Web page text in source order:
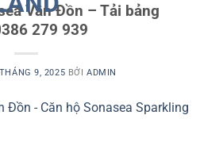
Vân Đồn – Tải bảng
279 939
9, 2025 BỞI ADMIN